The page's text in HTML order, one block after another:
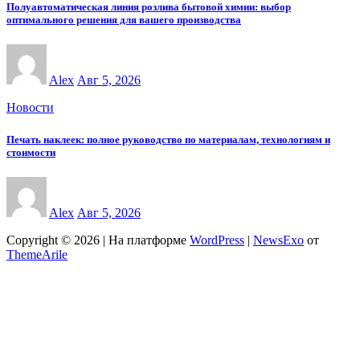
Полуавтоматическая линия розлива бытовой химии: выбор
оптимального решения для вашего производства
Alex Авг 5, 2026
Новости
Печать наклеек: полное руководство по материалам, технологиям и
стоимости
Alex Авг 5, 2026
Copyright © 2026 | На платформе WordPress | NewsExo от
ThemeArile